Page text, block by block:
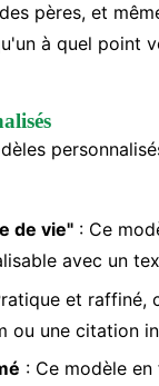
pères, et
à quel point
de vie" : Ce
avec un
et raffiné,
ou une citation
: Ce modèle